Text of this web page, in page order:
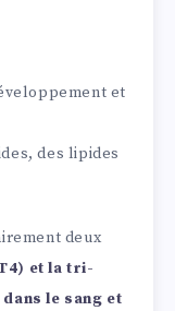
et
des lipides
deux
et la tri-
le sang et